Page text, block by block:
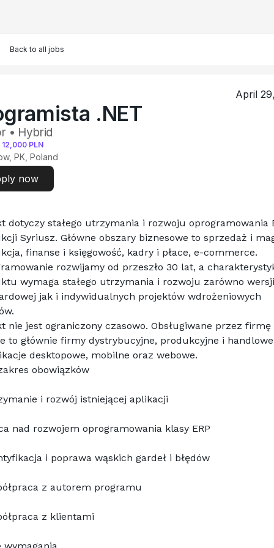
Back to all jobs
April
.NET
• Hybrid
12,000 PLN
PK, Poland
now
dotyczy stałego utrzymania i rozwoju oprogramowania
Syriusz. Główne obszary biznesowe to sprzedaż i
finanse i księgowość, kadry i płace, e-commerce.
rozwijamy od przeszło 30 lat, a
wymaga stałego utrzymania i rozwoju zarówno wersji
jak i indywidualnych projektów wdrożeniowych
nie jest ograniczony czasowo. Obsługiwane przez firmę
to głównie firmy dystrybucyjne, produkcyjne i
desktopowe, mobilne oraz webowe.
obowiązków
i rozwój istniejącej aplikacji
nad rozwojem oprogramowania klasy ERP
i poprawa wąskich gardeł i błędów
z autorem programu
z klientami